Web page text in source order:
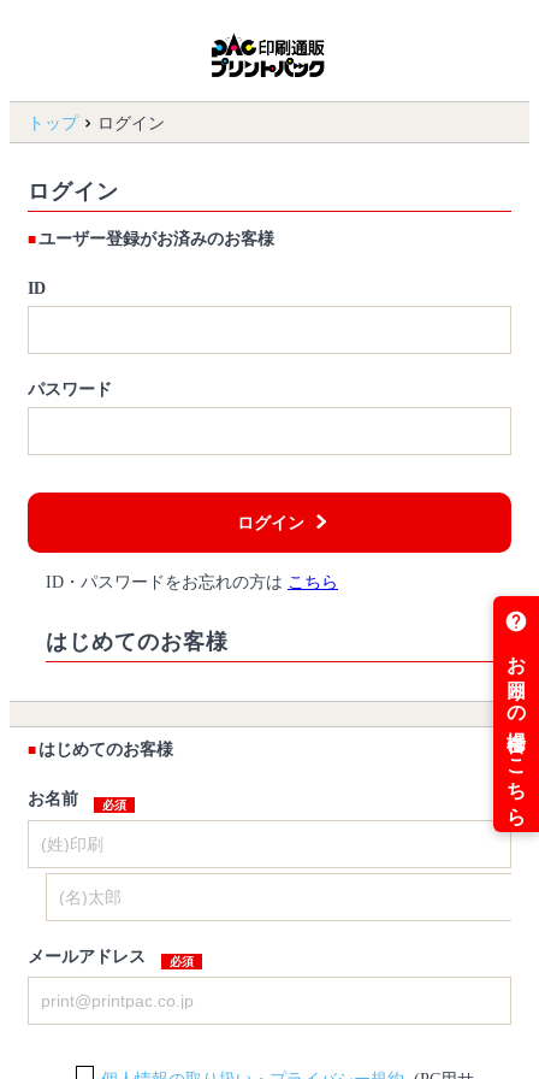
トップ ログイン
ログイン
ユーザー登録がお済みのお客様
ID
パスワード
ログイン
ID・パスワードをお忘れの方は こちら
はじめてのお客様
はじめてのお客様
お名前
メールアドレス